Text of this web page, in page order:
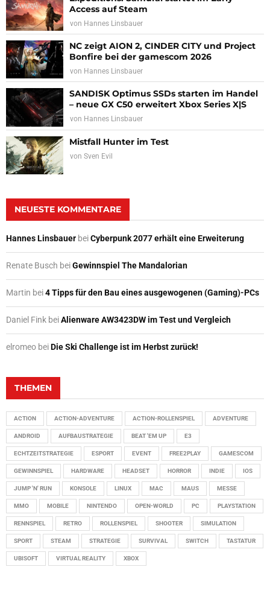
Access auf Steam
von Hannes Linsbauer
NC zeigt AION 2, CINDER CITY und Project
Bonfire bei der gamescom 2026
von Hannes Linsbauer
SANDISK Optimus SSDs starten im Handel
– neue GX C50 erweitert Xbox Series X|S
von Hannes Linsbauer
Mistfall Hunter im Test
von Sven Evil
NEUESTE KOMMENTARE
Hannes Linsbauer beiCyberpunk 2077 erhält eine Erweiterung
Renate Busch beiGewinnspiel The Mandalorian
Martin bei4 Tipps für den Bau eines ausgewogenen (Gaming)-PCs
Daniel Fink beiAlienware AW3423DW im Test und Vergleich
elromeo beiDie Ski Challenge ist im Herbst zurück!
THEMEN
ACTION ACTION-ADVENTURE ACTION-ROLLENSPIEL ADVENTURE
ANDROID AUFBAUSTRATEGIE BEAT 'EM UP E3
ECHTZEITSTRATEGIE ESPORT EVENT FREE2PLAY GAMESCOM
GEWINNSPIEL HARDWARE HEADSET HORROR INDIE IOS
JUMP 'N' RUN KONSOLE LINUX MAC MAUS MESSE
MMO MOBILE NINTENDO OPEN-WORLD PC PLAYSTATION
RENNSPIEL RETRO ROLLENSPIEL SHOOTER SIMULATION
SPORT STEAM STRATEGIE SURVIVAL SWITCH TASTATUR
UBISOFT VIRTUAL REALITY XBOX